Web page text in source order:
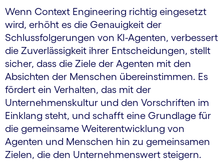
Wenn Context Engineering richtig eingesetzt
wird, erhöht es die Genauigkeit der
Schlussfolgerungen von KI-Agenten, verbessert
die Zuverlässigkeit ihrer Entscheidungen, stellt
sicher, dass die Ziele der Agenten mit den
Absichten der Menschen übereinstimmen. Es
fördert ein Verhalten, das mit der
Unternehmenskultur und den Vorschriften im
Einklang steht, und schafft eine Grundlage für
die gemeinsame Weiterentwicklung von
Agenten und Menschen hin zu gemeinsamen
Zielen, die den Unternehmenswert steigern.